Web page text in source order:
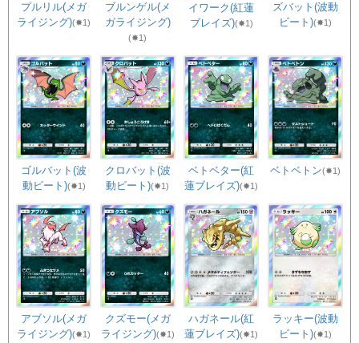
プルリル(メガ
ライジング)(✸1)
ブルンゲル(メ
ガライジング)
(✸1)
イワーク(紅蓮
ブレイズ)(✸1)
ズバット(波動
ビート)(✸1)
ゴルバット(波
動ビート)(✸1)
クロバット(波
動ビート)(✸1)
ベトベター(紅
蓮ブレイズ)(✸1)
ベトベトン(✸1)
アブソル(メガ
ライジング)(✸1)
クズモー(メガ
ライジング)(✸1)
ハガネール(紅
蓮ブレイズ)(✸1)
ラッキー(波動
ビート)(✸1)